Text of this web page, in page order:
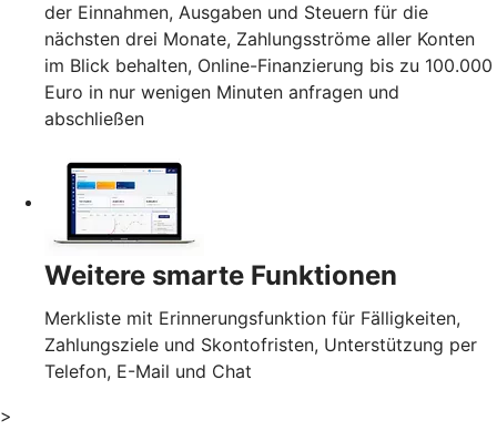
der Einnahmen, Ausgaben und Steuern für die
nächsten drei Monate, Zahlungsströme aller Konten
im Blick behalten, Online-Finanzierung bis zu 100.000
Euro in nur wenigen Minuten anfragen und
abschließen
Weitere smarte Funktionen
Merkliste mit Erinnerungsfunktion für Fälligkeiten,
Zahlungsziele und Skontofristen, Unterstützung per
Telefon, E-Mail und Chat
>